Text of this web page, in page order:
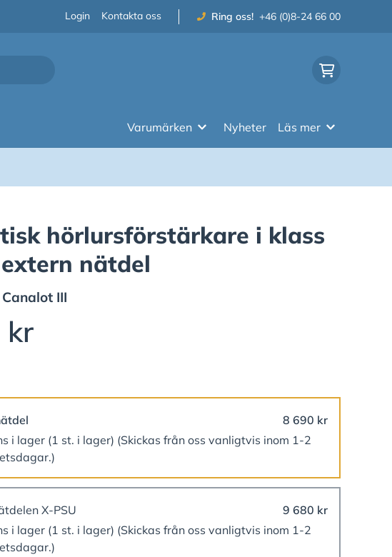
Login Kontakta oss Ring oss! +46 (0)8-24 66 00
Varumärken Nyheter Läs mer
hörlursförstärkare i klass
nätdel
Canalot III
kr
8 690 kr
i lager (1 st. i lager) (Skickas från oss vanligtvis inom 1-2
X-PSU
9 680 kr
i lager (1 st. i lager) (Skickas från oss vanligtvis inom 1-2